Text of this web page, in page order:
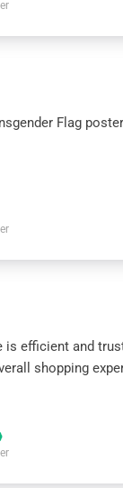
Flag
is efficient and
shopping